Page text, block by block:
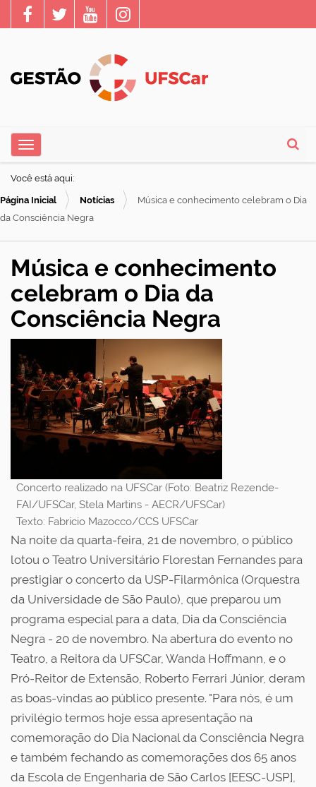
Busca
e
g
Toggle navigation
Você está aqui:
Página Inicial Notícias
Música e conhecimento celebram o Dia
da Consciência Negra
Música e conhecimento
celebram o Dia da
Consciência Negra
Concerto realizado na UFSCar (Foto: Beatriz Rezende-
FAI/UFSCar, Stela Martins - AECR/UFSCar)
Texto: Fabricio Mazocco/CCS UFSCar
Na noite da quarta-feira, 21 de novembro, o público
lotou o Teatro Universitário Florestan Fernandes para
prestigiar o concerto da USP-Filarmônica (Orquestra
da Universidade de São Paulo), que preparou um
programa especial para a data, Dia da Consciência
Negra - 20 de novembro. Na abertura do evento no
Teatro, a Reitora da UFSCar, Wanda Hoffmann, e o
Pró-Reitor de Extensão, Roberto Ferrari Júnior, deram
as boas-vindas ao público presente. "Para nós, é um
privilégio termos hoje essa apresentação na
comemoração do Dia Nacional da Consciência Negra
e também fechando as comemorações dos 65 anos
da Escola de Engenharia de São Carlos [EESC-USP],